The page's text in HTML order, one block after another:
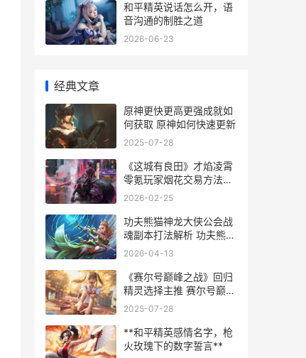
和平精英说话怎么开，语
音沟通的制胜之道
2026-06-23
经典文章
原神更快更高更强成就如
何获取 原神如何快速更新
2025-07-28
《这城有良田》才焰凌霄
零氪玩家烟花交易方法策
略 这城有良田攻略大全
2026-02-25
功夫熊猫神龙大侠公会战
魂副本打法解析 功夫熊猫
神龙大侠
2026-04-13
《赛尔号巅峰之战》回归
精灵选择主推 赛尔号巅峰
之战官网
2025-07-28
**和平精英感情名字，枪
火玫瑰下的数字誓言**